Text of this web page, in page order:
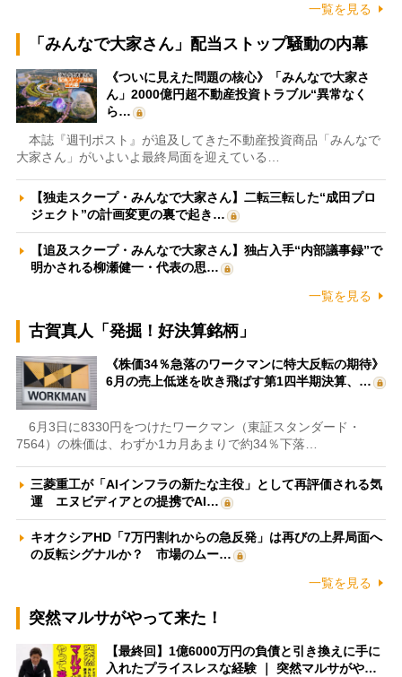
一覧を見る
「みんなで大家さん」配当ストップ騒動の内幕
《ついに見えた問題の核心》「みんなで大家さ
ん」2000億円超不動産投資トラブル“異常なく
ら…
本誌『週刊ポスト』が追及してきた不動産投資商品「みんなで
大家さん」がいよいよ最終局面を迎えている…
【独走スクープ・みんなで大家さん】二転三転した“成田プロ
ジェクト”の計画変更の裏で起き…
【追及スクープ・みんなで大家さん】独占入手“内部議事録”で
明かされる柳瀬健一・代表の思…
一覧を見る
古賀真人「発掘！好決算銘柄」
《株価34％急落のワークマンに特大反転の期待》
6月の売上低迷を吹き飛ばす第1四半期決算、…
6月3日に8330円をつけたワークマン（東証スタンダード・
7564）の株価は、わずか1カ月あまりで約34％下落…
三菱重工が「AIインフラの新たな主役」として再評価される気
運 エヌビディアとの提携でAI…
キオクシアHD「7万円割れからの急反発」は再びの上昇局面へ
の反転シグナルか？ 市場のムー…
一覧を見る
突然マルサがやって来た！
【最終回】1億6000万円の負債と引き換えに手に
入れたプライスレスな経験 ｜ 突然マルサがや…